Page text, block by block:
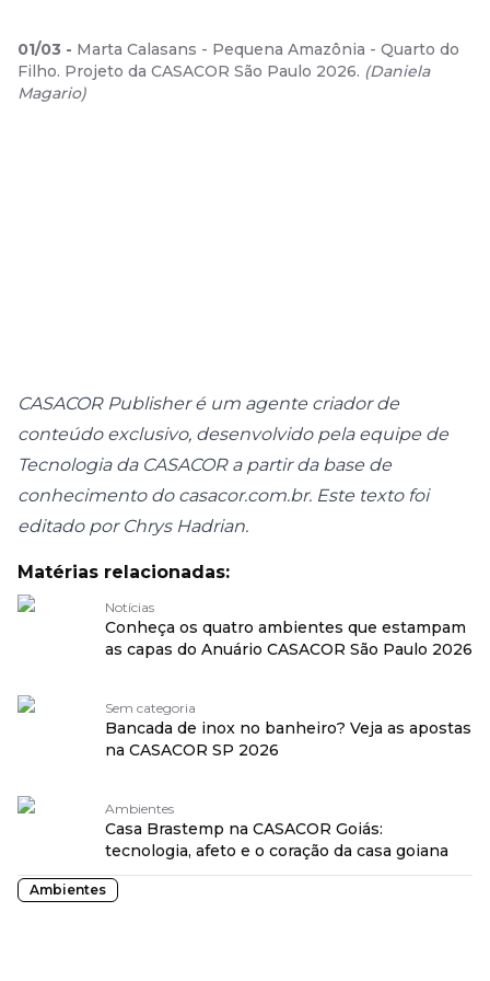
01/03 - Marta Calasans - Pequena Amazônia - Quarto do
Filho. Projeto da CASACOR São Paulo 2026. (Daniela
Magario)
CASACOR Publisher é um agente criador de
conteúdo exclusivo, desenvolvido pela equipe de
Tecnologia da CASACOR a partir da base de
conhecimento do casacor.com.br. Este texto foi
editado por Chrys Hadrian.
Matérias relacionadas:
Notícias
Conheça os quatro ambientes que estampam
as capas do Anuário CASACOR São Paulo 2026
Sem categoria
Bancada de inox no banheiro? Veja as apostas
na CASACOR SP 2026
Ambientes
Casa Brastemp na CASACOR Goiás:
tecnologia, afeto e o coração da casa goiana
Ambientes